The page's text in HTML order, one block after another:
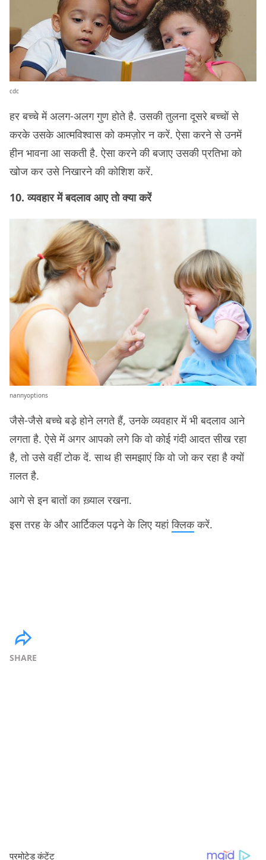
cdc
हर बच्‍चे में अलग-अलग गुण होते है. उसकी तुलना दूसरे बच्‍चों से
करके उसके आत्‍मविश्वास को कमज़ोर न करें. ऐसा करने से उनमें
हीन भावना आ सकती है. ऐसा करने की बजाए उसकी प्रतिभा को
खोज कर उसे निखारने की कोशिश करें.
10. व्यवहार में बदलाव आए तो क्या करें
nannyoptions
जैसे-जैसे बच्‍चे बडे़ होने लगते हैं, उनके व्‍यवहार में भी बदलाव आने
लगता है. ऐसे में अगर आपको लगे कि वो कोई गंदी आदत सीख रहा
है, तो उसे वहीं टोक दें. साथ ही समझाएं कि वो जो कर रहा है क्यों
ग़लत है.
आगे से इन बातों का ख़्याल रखना.
इस तरह के और आर्टिकल पढ़ने के लिए यहांक्लिककरें.
SHARE